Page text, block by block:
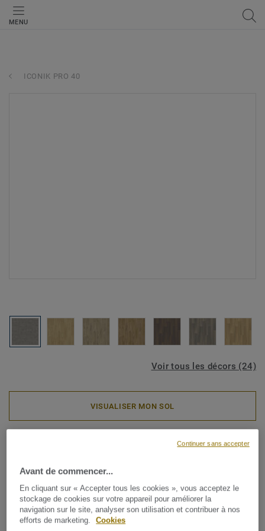
MENU
ICONIK PRO 40
Voir tous les décors (24)
VISUALISER MON SOL
ICONIK PRO 40 - Tendenza
DARK GREY
La collection ICONIK Pro 40 est un revêtement de sol en
vinyle durable à envers en mousse. Elle est parfaite pour
Avant de commencer...
En cliquant sur « Accepter tous les cookies », vous acceptez le
stockage de cookies sur votre appareil pour améliorer la
navigation sur le site, analyser son utilisation et contribuer à nos
efforts de marketing.
Cookies
Continuer sans accepter